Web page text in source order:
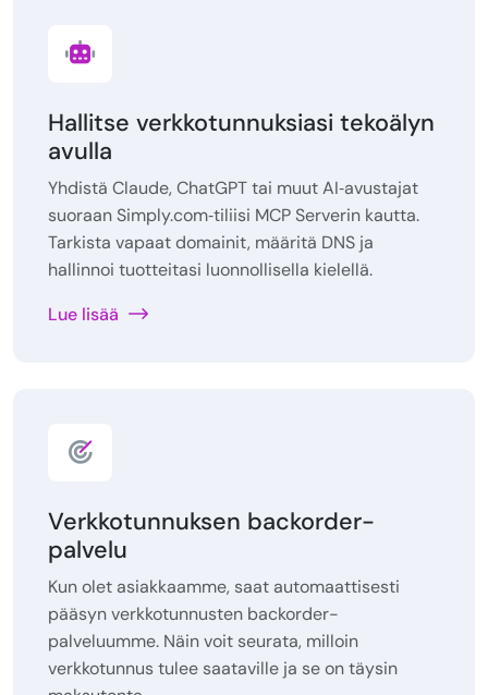
Hallitse verkkotunnuksiasi tekoälyn
avulla
Yhdistä Claude, ChatGPT tai muut AI‑avustajat
suoraan Simply.com‑tiliisi MCP Serverin kautta.
Tarkista vapaat domainit, määritä DNS ja
hallinnoi tuotteitasi luonnollisella kielellä.
Lue lisää
Verkkotunnuksen backorder-
palvelu
Kun olet asiakkaamme, saat automaattisesti
pääsyn verkkotunnusten backorder-
palveluumme. Näin voit seurata, milloin
verkkotunnus tulee saataville ja se on täysin